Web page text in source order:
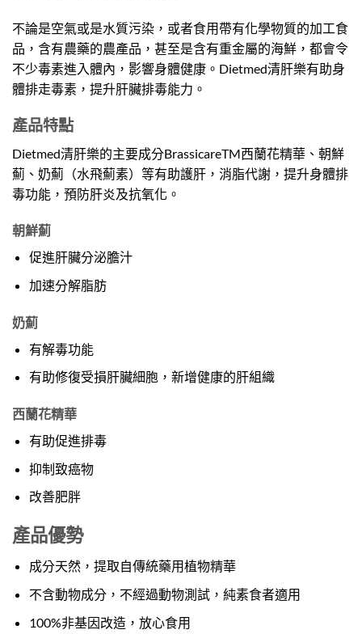
不論是空氣或是水質污染，或者食用帶有化學物質的加工食
品，含有農藥的農產品，甚至是含有重金屬的海鮮，都會令
不少毒素進入體內，影響身體健康。Dietmed清肝樂有助身
體排走毒素，提升肝臟排毒能力。
產品特點
Dietmed清肝樂的主要成分BrassicareTM西蘭花精華、朝鮮
薊、奶薊（水飛薊素）等有助護肝，消脂代謝，提升身體排
毒功能，預防肝炎及抗氧化。
朝鮮薊
促進肝臟分泌膽汁
加速分解脂肪
奶薊
有解毒功能
有助修復受損肝臟細胞，新增健康的肝組織
西蘭花精華
有助促進排毒
抑制致癌物
改善肥胖
產品優勢
成分天然，提取自傳統藥用植物精華
不含動物成分，不經過動物測試，純素食者適用
100%非基因改造，放心食用